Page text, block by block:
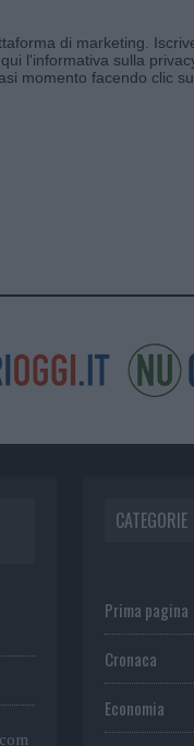
di marketing.
l'informativa sulla
momento facendo clic
CATEGORIE
Prima pagina
Cronaca
Economia